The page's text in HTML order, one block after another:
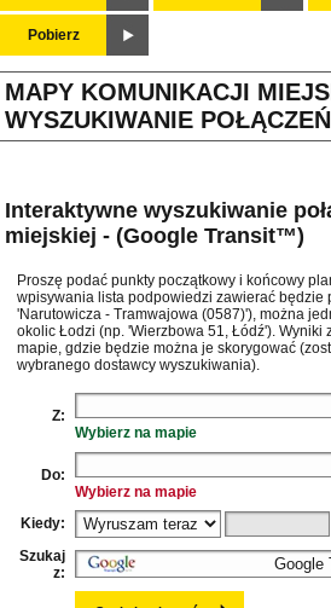
Pobierz
MAPY KOMUNIKACJI
WYSZUKIWANIE POŁĄCZEŃ
Interaktywne wyszukiwanie
miejskiej - (Google Transit™)
Proszę podać punkty początkowy i końcowy
wpisywania lista podpowiedzi zawierać będzie
'Narutowicza - Tramwajowa (0587)'), można
okolic Łodzi (np. 'Wierzbowa 51, Łódź'). Wyniki
mapie, gdzie będzie można je skorygować
wybranego dostawcy wyszukiwania).
Z:
Wybierz na mapie
Do:
Wybierz na mapie
Kiedy:
Szukaj
z: